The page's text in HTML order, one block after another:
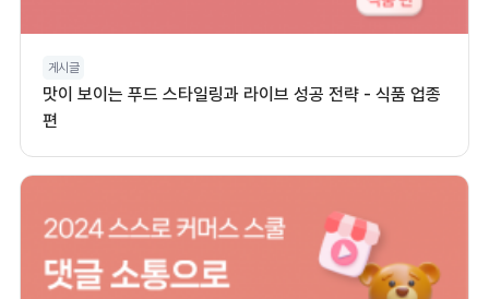
게시글
맛이 보이는 푸드 스타일링과 라이브 성공 전략 - 식품 업종
편